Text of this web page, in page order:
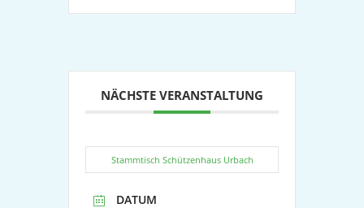
NÄCHSTE VERANSTALTUNG
Stammtisch Schützenhaus Urbach
DATUM